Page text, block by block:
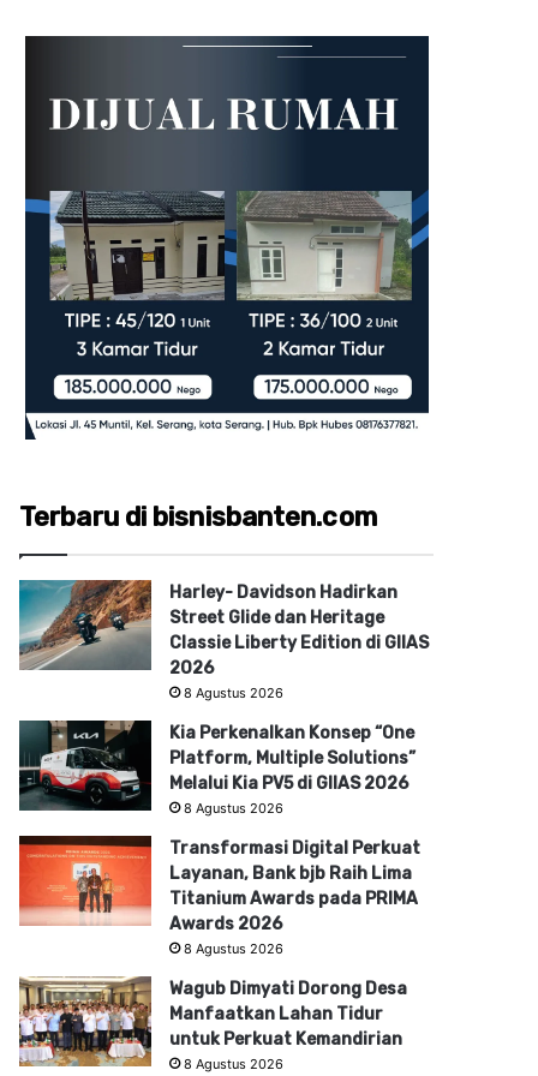
Terbaru di bisnisbanten.com
Harley- Davidson Hadirkan
Street Glide dan Heritage
Classie Liberty Edition di GIIAS
2026
8 Agustus 2026
Kia Perkenalkan Konsep “One
Platform, Multiple Solutions”
Melalui Kia PV5 di GIIAS 2026
8 Agustus 2026
Transformasi Digital Perkuat
Layanan, Bank bjb Raih Lima
Titanium Awards pada PRIMA
Awards 2026
8 Agustus 2026
Wagub Dimyati Dorong Desa
Manfaatkan Lahan Tidur
untuk Perkuat Kemandirian
8 Agustus 2026